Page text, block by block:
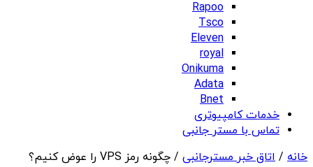
Rapoo
Tsco
Eleven
royal
Onikuma
Adata
Bnet
خدمات کامپیوتری
تماس با مستر جانبی
خانه / اتاق خبر مسترجانبی / چگونه رمز VPS را عوض کنیم؟